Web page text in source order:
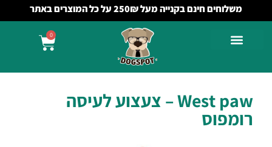
משלוחים חינם בקנייה מעל 250₪ על כל המוצרים באתר
0
West paw – צעצוע לעיסה
רומפוס